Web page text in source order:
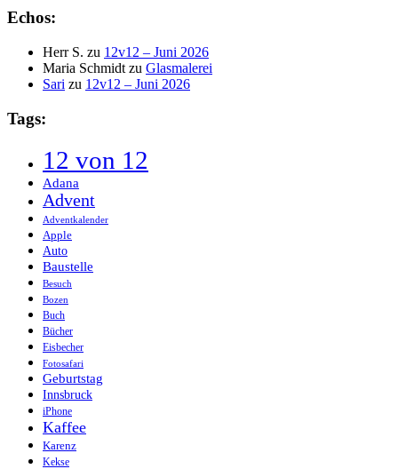
Echos:
Herr S. zu 12v12 – Juni 2026
Maria Schmidt zu Glasmalerei
Sari zu 12v12 – Juni 2026
Tags:
12 von 12
Adana
Advent
Adventkalender
Apple
Auto
Baustelle
Besuch
Bozen
Buch
Bücher
Eisbecher
Fotosafari
Geburtstag
Innsbruck
iPhone
Kaffee
Karenz
Kekse